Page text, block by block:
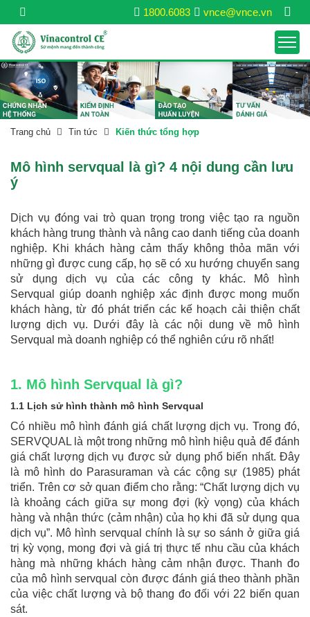
vnce@vnce.vn
1800.6083
Trang chủ Tin tức Kiến thức tổng hợp
Mô hình servqual là gì? 4 nội dung cần lưu
ý
Dịch vụ đóng vai trò quan trọng trong việc tạo ra nguồn
khách hàng trung thành và nâng cao danh tiếng của doanh
nghiệp. Khi khách hàng cảm thấy không thỏa mãn với
những gì được cung cấp, họ sẽ có xu hướng chuyển sang
sử dụng dịch vụ của các công ty khác. Mô hình
Servqual giúp doanh nghiệp xác định được mong muốn
khách hàng, từ đó phát triển các kế hoạch cải thiện chất
lượng dịch vụ. Dưới đây là các nội dung về mô hình
Servqual mà doanh nghiệp có thể nghiên cứu rõ nhất!
1. Mô hình Servqual là gì?
1.1 Lịch sử hình thành mô hình Servqual
Có nhiều mô hình đánh giá chất lượng dịch vụ. Trong đó,
SERVQUAL là một trong những mô hình hiệu quả để đánh
giá chất lượng dịch vụ được sử dụng phổ biến nhất. Đây
là mô hình do Parasuraman và các cộng sự (1985) phát
triển. Trên cơ sở quan điểm cho rằng: “Chất lượng dịch vụ
là khoảng cách giữa sự mong đợi (kỳ vọng) của khách
hàng và nhận thức (cảm nhận) của họ khi đã sử dụng qua
dịch vụ”. Mô hình servqual chính là sự so sánh ở giữa giá
trị kỳ vọng, mong đợi và giá trị thực tế nhu cầu của khách
hàng mà những khách hàng cảm nhận được. Thanh đo
của mô hình servqual còn được đánh giá theo thành phần
của việc chất lượng và bộ thang đo đối với 22 biến quan
sát.